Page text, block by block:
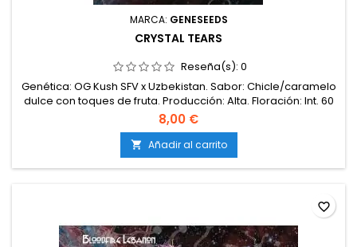
MARCA: GENESEEDS
CRYSTAL TEARS
Reseña(s): 0
Genética: OG Kush SFV x Uzbekistan. Sabor: Chicle/caramelo
dulce con toques de fruta. Producción: Alta. Floración: Int. 60
días, Ext. princípios / Mediados-Octubre. Categoría: Indoor
Line.
8,00 €
 Añadir al carrito
favorite_border